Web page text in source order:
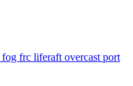
fog frc liferaft overcast port